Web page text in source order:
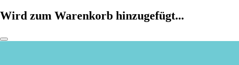
Wird zum Warenkorb hinzugefügt...